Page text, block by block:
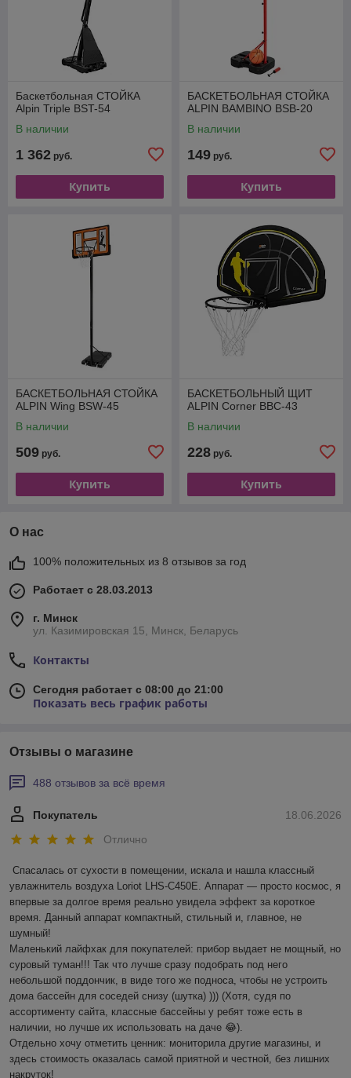
Баскетбольная СТОЙКА
Alpin Triple BST-54
В наличии
1 362 руб.
Купить
БАСКЕТБОЛЬНАЯ СТОЙКА
ALPIN BAMBINO BSB-20
В наличии
149 руб.
Купить
БАСКЕТБОЛЬНАЯ СТОЙКА
ALPIN Wing BSW-45
В наличии
509 руб.
Купить
БАСКЕТБОЛЬНЫЙ ЩИТ
ALPIN Corner BBC-43
В наличии
228 руб.
Купить
О нас
100% положительных из 8 отзывов за год
Работает с 28.03.2013
г. Минск
ул. Казимировская 15, Минск, Беларусь
Контакты
Сегодня работает с 08:00 до 21:00
Показать весь график работы
Отзывы о магазине
488 отзывов за всё время
18.06.2026
Покупатель
Отлично
Спасалась от сухости в помещении, искала и нашла классный
увлажнитель воздуха Loriot LHS-C450E. Аппарат — просто космос, я
впервые за долгое время реально увидела эффект за короткое
время. Данный аппарат компактный, стильный и, главное, не
шумный!
Маленький лайфхак для покупателей: прибор выдает не мощный, но
суровый туман!!! Так что лучше сразу подобрать под него
небольшой поддончик, в виде того же подноса, чтобы не устроить
дома бассейн для соседей снизу (шутка) ))) (Хотя, судя по
ассортименту сайта, классные бассейны у ребят тоже есть в
наличии, но лучше их использовать на даче 😂).
Отдельно хочу отметить ценник: мониторила другие магазины, и
здесь стоимость оказалась самой приятной и честной, без лишних
накруток!